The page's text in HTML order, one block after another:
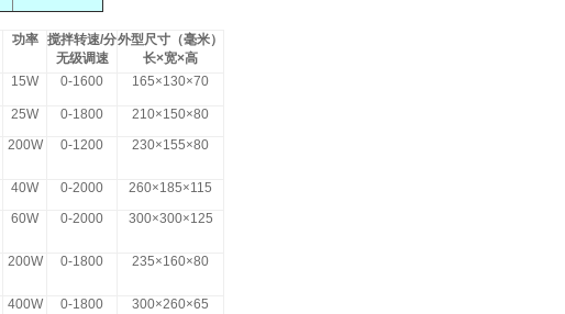
功率 搅拌转速/分
无级调速
外型尺寸（毫米）
长×宽×高
15W 0-1600 165×130×70
25W 0-1800 210×150×80
200W 0-1200 230×155×80
40W 0-2000 260×185×115
60W 0-2000 300×300×125
200W 0-1800 235×160×80
400W 0-1800 300×260×65